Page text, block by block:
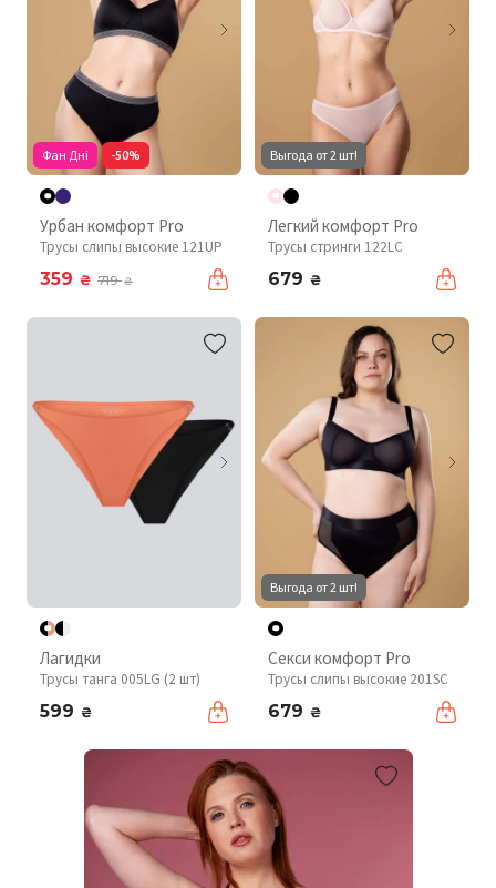
Фан Дні -50%
Урбан комфорт Pro
Трусы слипы высокие 121UP
359 ₴ 719₴
Выгода от 2 шт!
Легкий комфорт Pro
Трусы стринги 122LC
679 ₴
Лагидки
Трусы танга 005LG (2 шт)
599 ₴
Выгода от 2 шт!
Секси комфорт Pro
Трусы слипы высокие 201SC
679 ₴